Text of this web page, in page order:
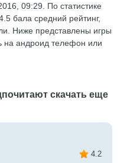
09:29. По статистике
бала средний рейтинг,
Ниже представлены игры
на андроид телефон или
скачать еще
4.2